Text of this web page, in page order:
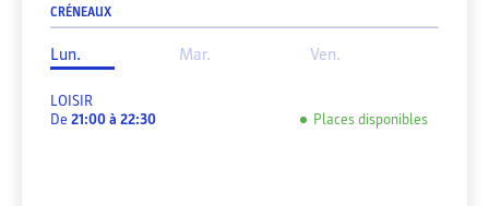
CRÉNEAUX
Lun. Mar. Ven.
LOISIR
De 21:00à 22:30 Places disponibles